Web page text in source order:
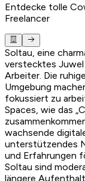
Entdecke tolle
Freelancer
Soltau, eine
verstecktes
Arbeiter. Die
Umgebung
fokussiert zu
Spaces, wie das
wachsende
unterstützendes
und Erfahrungen
Soltau sind
längere